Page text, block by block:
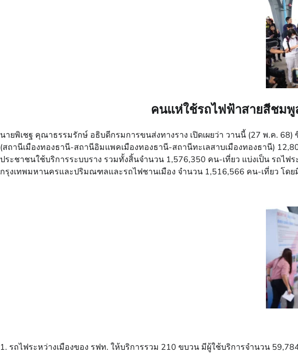
คนแห่ใช้รถไฟฟ้าสายสีชมพู
นายพิเชฐ คุณาธรรมรักษ์ อธิบดีกรมการขนส่งทางราง เปิดเผยว่า วานนี้ (27 พ.ค.
(สถานีเมืองทองธานี-สถานีอิมแพคเมืองทองธานี-สถานีทะเลสาบเมืองทองธานี)
ประชาชนใช้บริการระบบราง รวมทั้งสิ้นจำนวน 1,576,350 คน-เที่ยว แบ่งเป็น รถไฟ
กรุงเทพมหานครและปริมณฑลและรถไฟชานเมือง จำนวน 1,516,566 คน-เที่ยว โดย
1. รถไฟระหว่างเมืองของ รฟท. ให้บริการรวม 210 ขบวน มีผู้ใช้บริการจำนวน